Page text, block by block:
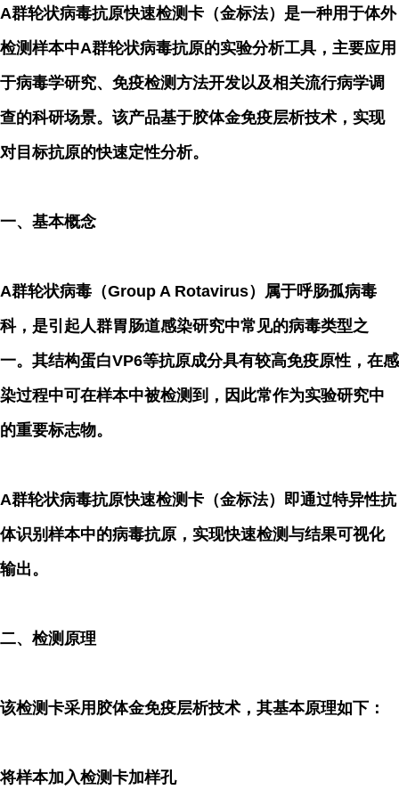
A群轮状病毒抗原快速检测卡（金标法）是一种用于体外
检测样本中A群轮状病毒抗原的实验分析工具，主要应用
于病毒学研究、免疫检测方法开发以及相关流行病学调
查的科研场景。该产品基于胶体金免疫层析技术，实现
对目标抗原的快速定性分析。
一、基本概念
A群轮状病毒（Group A Rotavirus）属于呼肠孤病毒
科，是引起人群胃肠道感染研究中常见的病毒类型之
一。其结构蛋白VP6等抗原成分具有较高免疫原性，在感
染过程中可在样本中被检测到，因此常作为实验研究中
的重要标志物。
A群轮状病毒抗原快速检测卡（金标法）即通过特异性抗
体识别样本中的病毒抗原，实现快速检测与结果可视化
输出。
二、检测原理
该检测卡采用胶体金免疫层析技术，其基本原理如下：
将样本加入检测卡加样孔